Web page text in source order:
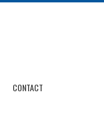
CONTACT